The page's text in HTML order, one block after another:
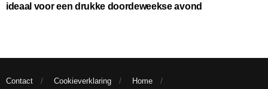
ideaal voor een drukke doordeweekse avond
Contact Cookieverklaring Home